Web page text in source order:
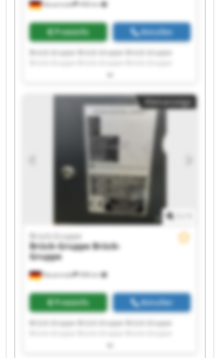
Neuenrade 498 km
Preisinfo Anrufen
Brück-Gruppe Brück-Gruppe Brück-Gruppe
Brück-Gruppe Brück-Gruppe Brück-Gruppe
Brück-Gruppe Brück-Gruppe Brück-Gruppe
Brück-Gruppe Brück-Gruppe Brück-Gruppe
Brück-Gruppe Brück-Gruppe
Kleinanzeige
Neuenrade 498 km
Brück-Gruppe
Brück-GruppeBrück-
Gruppe
Preisinfo Anrufen
Brück-Gruppe Brück-Gruppe Brück-Gruppe
Brück-Gruppe Brück-Gruppe Brück-Gruppe